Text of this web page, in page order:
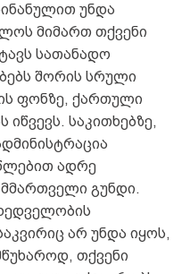
უნდა
მიმართ თქვენი
სათანადო
შორის სრული
ფონზე, ქართული
იწვევს. საკითხებზე,
ადრე
გუნდი.
არ უნდა იყოს,
თქვენი